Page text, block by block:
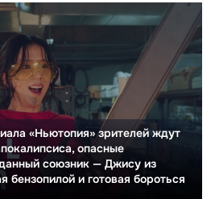
«Ньютопия» зрителей ждут
опасные
союзник — Джису из
бензопилой и готовая бороться